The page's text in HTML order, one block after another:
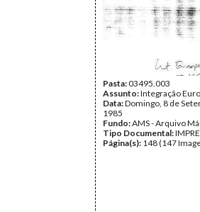
Pasta:03495.003
Assunto:Integração
Data:Domingo, 8 de
1985
Fundo:AMS - Arquivo
Tipo Documental:
Página(s): 148 (147